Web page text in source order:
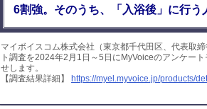
6割強。そのうち、「入浴後」に行う
マイボイスコム株式会社（東京都千代田区、代表取
ト調査を2024年2月1日～5日にMyVoiceのアンケー
せします。
【調査結果詳細】
https://myel.myvoice.jp/products/